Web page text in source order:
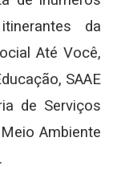
da
Até Você,
SAAE
de Serviços
Ambiente